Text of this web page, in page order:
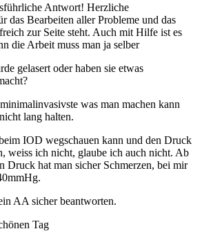
Antwort! Herzliche
das Bearbeiten aller Probleme und das
zur Seite steht. Auch mit Hilfe ist es
die Arbeit muss man ja selber
gelasert oder haben sie etwas
was man machen kann
lang halten.
IOD wegschauen kann und den Druck
weiss ich nicht, glaube ich auch nicht. Ab
Druck hat man sicher Schmerzen, bei mir
AA sicher beantworten.
Tag